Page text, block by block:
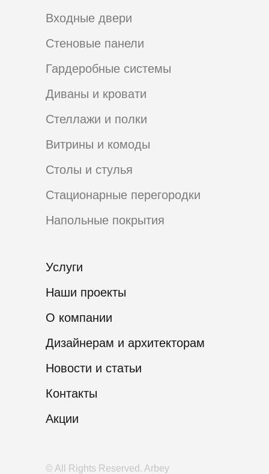
© All Rights Reserved. Arbey
Входные двери
Стеновые панели
Услуги
Наши проекты
О компании
Дизайнерам и архитекторам
Новости и статьи
Акции
Контакты
Гардеробные системы
Диваны и кровати
Столы и стулья
Витрины и комоды
Стеллажи и полки
Стационарные перегородки
Напольные покрытия